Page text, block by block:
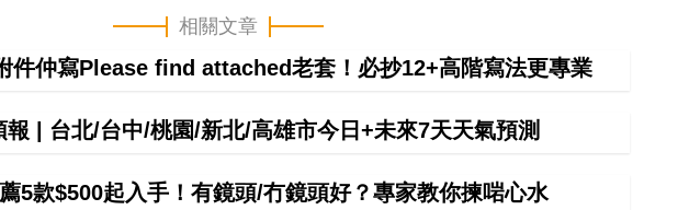
相關文章
件仲寫Please find attached老套！必抄12+高階寫法更專業
報 | 台北/台中/桃園/新北/高雄市今日+未來7天天氣預測
5款$500起入手！有鏡頭/冇鏡頭好？專家教你揀啱心水